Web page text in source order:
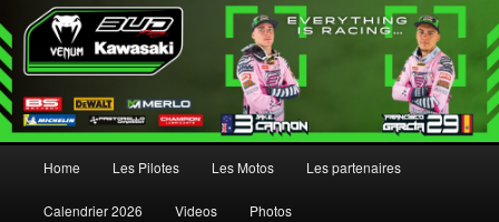
Aller au contenu principal
Aller au contenu secondaire
Home Les Pilotes Les Motos Les partenaires
Calendrier 2026 Videos Photos